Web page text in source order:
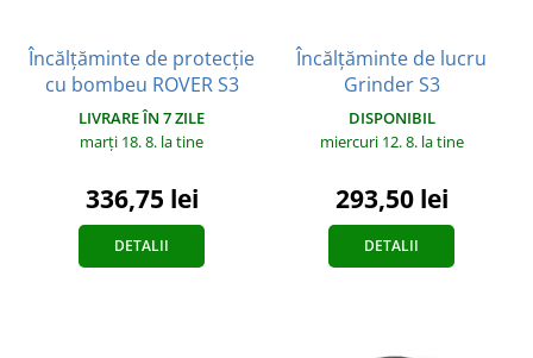
Încălțăminte de protecție
cu bombeu ROVER S3
LIVRARE ÎN 7 ZILE
marți 18. 8. la tine
336,75 lei
DETALII
Încălțăminte de lucru
Grinder S3
DISPONIBIL
miercuri 12. 8. la tine
293,50 lei
DETALII